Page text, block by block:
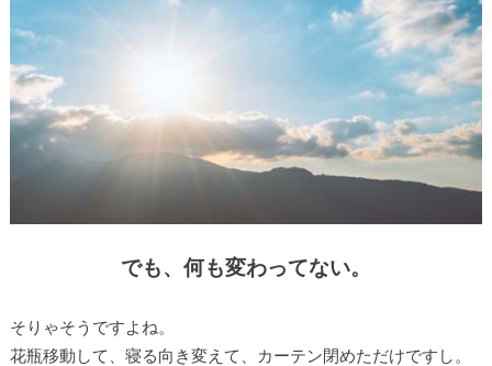
でも、何も変わってない。
そりゃそうですよね。
花瓶移動して、寝る向き変えて、カーテン閉めただけですし。